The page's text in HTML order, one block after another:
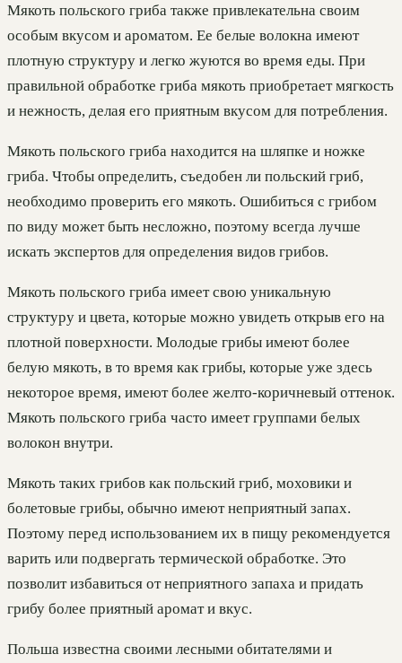
Мякоть польского гриба также привлекательна своим
особым вкусом и ароматом. Ее белые волокна имеют
плотную структуру и легко жуются во время еды. При
правильной обработке гриба мякоть приобретает мягкость
и нежность, делая его приятным вкусом для потребления.
Мякоть польского гриба находится на шляпке и ножке
гриба. Чтобы определить, съедобен ли польский гриб,
необходимо проверить его мякоть. Ошибиться с грибом
по виду может быть несложно, поэтому всегда лучше
искать экспертов для определения видов грибов.
Мякоть польского гриба имеет свою уникальную
структуру и цвета, которые можно увидеть открыв его на
плотной поверхности. Молодые грибы имеют более
белую мякоть, в то время как грибы, которые уже здесь
некоторое время, имеют более желто-коричневый оттенок.
Мякоть польского гриба часто имеет группами белых
волокон внутри.
Мякоть таких грибов как польский гриб, моховики и
болетовые грибы, обычно имеют неприятный запах.
Поэтому перед использованием их в пищу рекомендуется
варить или подвергать термической обработке. Это
позволит избавиться от неприятного запаха и придать
грибу более приятный аромат и вкус.
Польша известна своими лесными обитателями и